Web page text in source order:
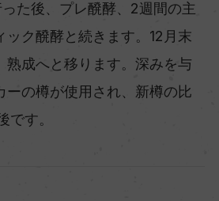
た後、プレ醗酵、2週間の主
ック醗酵と続きます。12月末
熟成へと移ります。深みを与
ーの樽が使用され、新樽の比
です。